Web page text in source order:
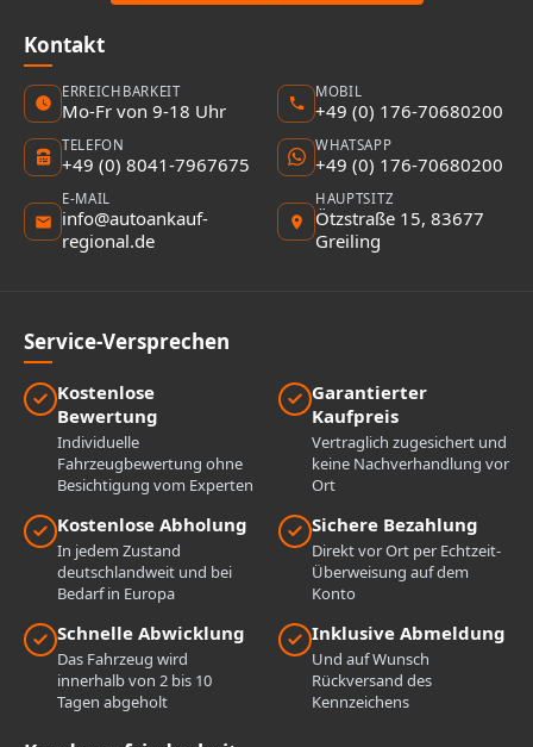
Kontakt
ERREICHBARKEIT
Mo-Fr von 9-18 Uhr
MOBIL
+49 (0) 176-70680200
TELEFON
+49 (0) 8041-7967675
WHATSAPP
+49 (0) 176-70680200
E-MAIL
info@autoankauf-
regional.de
HAUPTSITZ
Ötzstraße 15, 83677
Greiling
Service-Versprechen
Kostenlose
Bewertung
Individuelle
Fahrzeugbewertung ohne
Besichtigung vom Experten
Garantierter
Kaufpreis
Vertraglich zugesichert und
keine Nachverhandlung vor
Ort
Kostenlose Abholung
In jedem Zustand
deutschlandweit und bei
Bedarf in Europa
Sichere Bezahlung
Direkt vor Ort per Echtzeit-
Überweisung auf dem
Konto
Schnelle Abwicklung
Das Fahrzeug wird
innerhalb von 2 bis 10
Tagen abgeholt
Inklusive Abmeldung
Und auf Wunsch
Rückversand des
Kennzeichens